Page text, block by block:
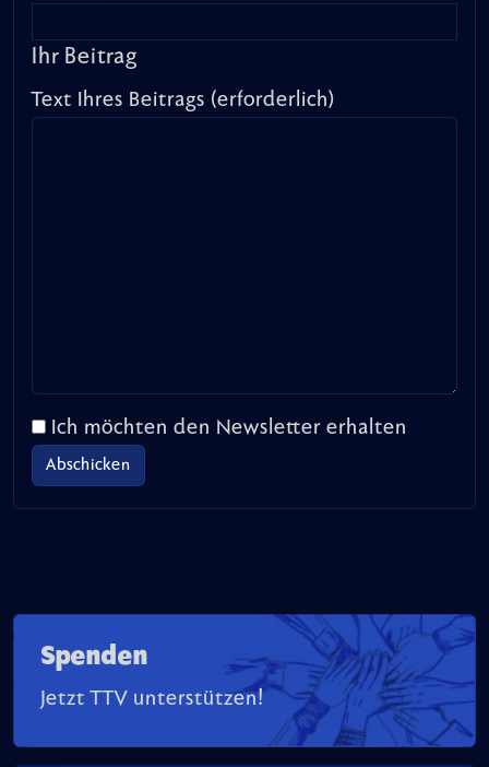
Ihr Beitrag
Text Ihres Beitrags (erforderlich)
Ich möchten den Newsletter erhalten
Spenden
Jetzt TTV unterstützen!